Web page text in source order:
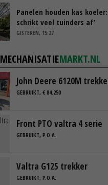
Panelen houden kas
schrikt veel tuinders af’
GISTEREN, 15:27
MECHANISATIEMARKT.NL
John Deere 6120M
GEBRUIKT, € 84.250
Front PTO valtra 4 serie
GEBRUIKT, P.O.A.
Valtra G125 trekker
GEBRUIKT, P.O.A.